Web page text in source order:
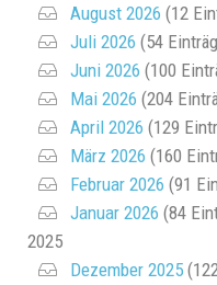
August 2026 (12
Juli 2026 (54
Juni 2026 (100
Mai 2026 (204
April 2026 (129
März 2026 (160
Februar 2026 (91
Januar 2026 (84
2025
Dezember 2025